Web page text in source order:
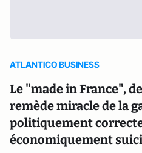
ATLANTICO BUSINESS
Le "made in France",
remède miracle de la
politiquement
économiquement